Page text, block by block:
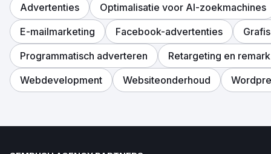
Advertenties
Optimalisatie voor AI-zoekmachines
E-mailmarketing
Facebook-advertenties
Programmatisch adverteren
Retargeting en
Webdevelopment
Websiteonderhoud